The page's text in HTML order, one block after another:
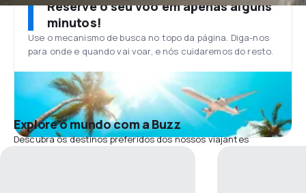
Reserve o seu voo em apenas alguns
minutos!
Use o mecanismo de busca no topo da página. Diga-nos
para onde e quando vai voar, e nós cuidaremos do resto.
Explore o mundo com a Buzz
Descubra os destinos preferidos dos nossos viajantes